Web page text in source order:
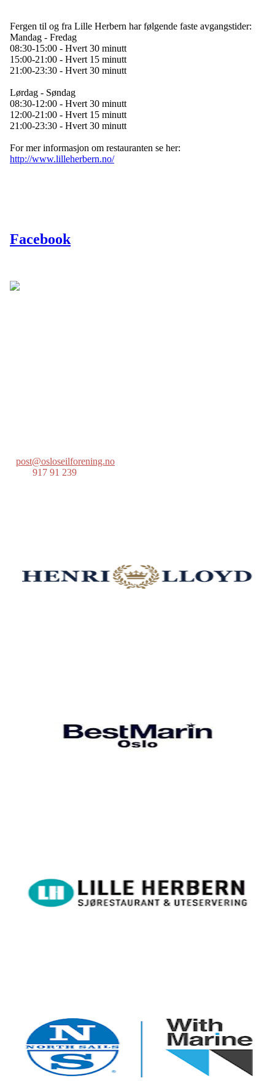
Fergen til og fra Lille Herbern har følgende faste avgangstider:
Mandag - Fredag
08:30-15:00 - Hvert 30 minutt
15:00-21:00 - Hvert 15 minutt
21:00-23:30 - Hvert 30 minutt
Lørdag - Søndag
08:30-12:00 - Hvert 30 minutt
12:00-21:00 - Hvert 15 minutt
21:00-23:30 - Hvert 30 minutt
For mer informasjon om restauranten se her:
http://www.lilleherbern.no/
Facebook
post@osloseilforening.no
917 91 239